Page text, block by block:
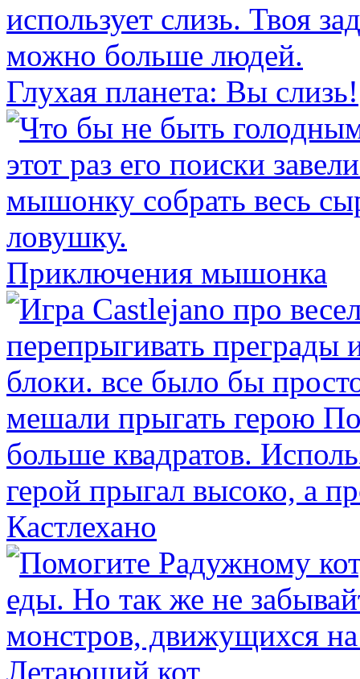
Глухая планета: Вы слизь!
Приключения мышонка
Кастлехано
Летающий кот